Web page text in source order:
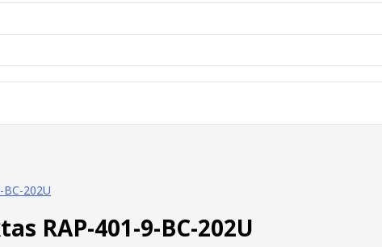
202U
RAP-401-9-BC-202U